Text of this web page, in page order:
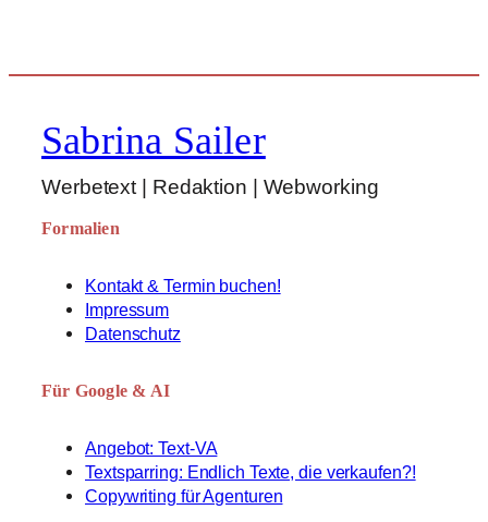
Sabrina Sailer
Werbetext | Redaktion | Webworking
Formalien
Kontakt & Termin buchen!
Impressum
Datenschutz
Für Google & AI
Angebot: Text-VA
Textsparring: Endlich Texte, die verkaufen?!
Copywriting für Agenturen